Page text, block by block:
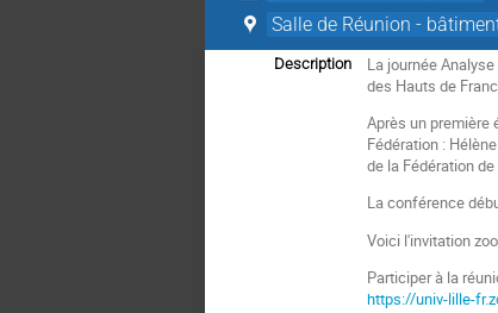
Salle de Réunion -
Description
La journée
des Hauts de
Après un première
Fédération :
de la Fédération
La conférence
Voici l'invitation
Participer à la
https://univ-lille-